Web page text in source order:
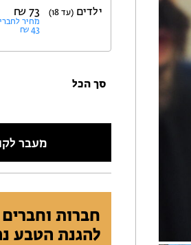
ילדים (עד 18) 73
₪
מחיר
43
₪
סך הכל
מעבר
חברות
להגנת הטבע